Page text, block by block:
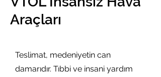
Araçları
Teslimat, medeniyetin can
damarıdır. Tıbbi ve insani yardım